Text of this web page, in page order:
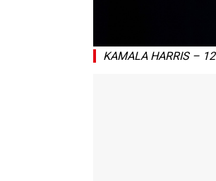
KAMALA HARRIS – 12